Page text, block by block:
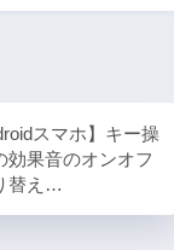
スマホ】キー操
効果音のオンオフ
替え…